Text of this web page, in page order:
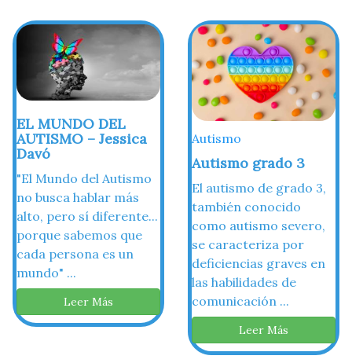
EL MUNDO DEL
AUTISMO – Jessica
Davó
"El Mundo del Autismo
no busca hablar más
alto, pero sí diferente...
porque sabemos que
cada persona es un
mundo" ...
Leer Más
Autismo
Autismo grado 3
El autismo de grado 3,
también conocido
como autismo severo,
se caracteriza por
deficiencias graves en
las habilidades de
comunicación ...
Leer Más